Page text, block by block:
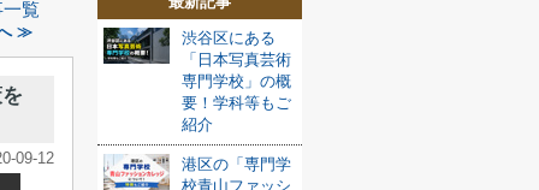
覧
≫
09-12
渋谷区にある
「日本写真芸術
専門学校」の概
要！学科等もご
紹介
港区の「専門学
校青山ファッシ